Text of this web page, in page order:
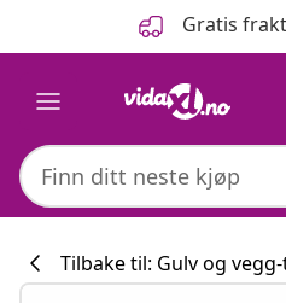
Gratis
Tilbake til: Gulv og